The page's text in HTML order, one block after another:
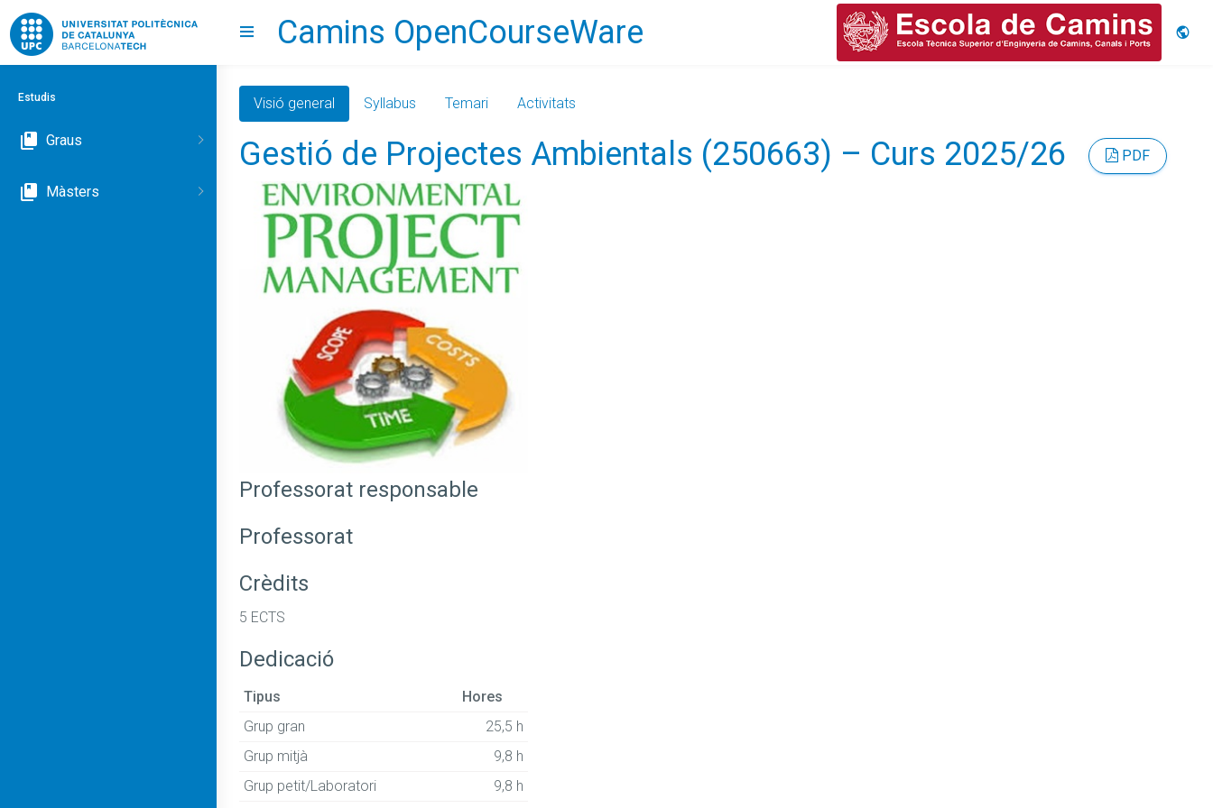
Go to upc.edu Show menuCamins OpenCourseWare
Estudis
Graus
Màsters
Visió general Syllabus Temari Activitats
Gestió de Projectes Ambientals (250663) – Curs 2025/26 PDF
Professorat responsable
Professorat
Crèdits
5 ECTS
Dedicació
Tipus
Hores
Grup gran
25,5 h
Grup mitjà
9,8 h
Grup petit/Laboratori
9,8 h